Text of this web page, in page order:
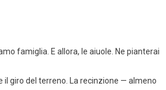
famiglia. E allora, le aiuole. Ne pianterai
il giro del terreno. La recinzione — almeno